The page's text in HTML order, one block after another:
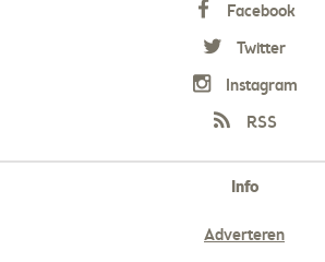
Facebook
Twitter
Instagram
RSS
Info
Adverteren